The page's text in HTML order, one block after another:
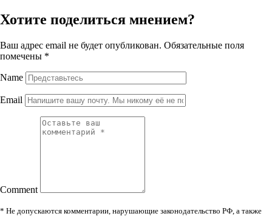
Хотите поделиться мнением?
Ваш адрес email не будет опубликован. Обязательные поля
помечены *
Name
Email
Comment
* Не допускаются комментарии, нарушающие законодательство РФ, а также